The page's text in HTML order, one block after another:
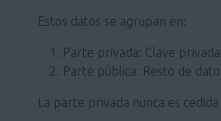
Estos datos se agrupan en:
Parte privada: Clave privada.
Parte pública: Resto de
La parte privada nunca es